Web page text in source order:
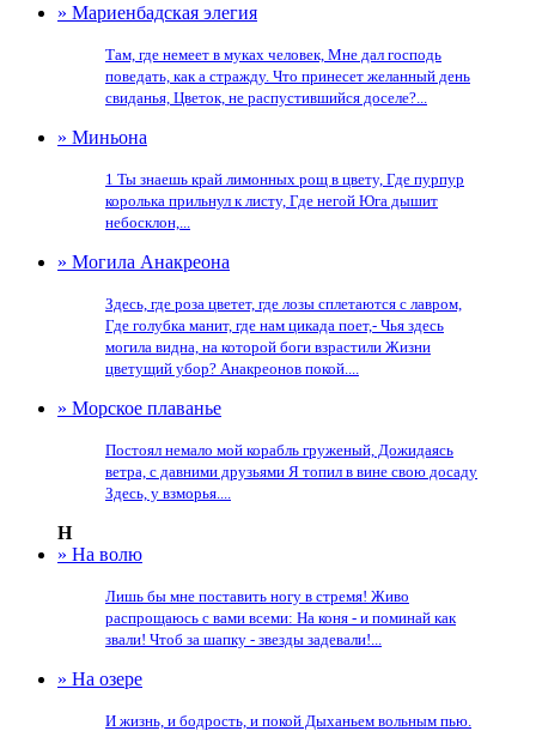
» Мариенбадская элегия
Там, где немеет в муках человек, Мне дал господь
поведать, как а стражду. Что принесет желанный день
свиданья, Цветок, не распустившийся доселе?...
» Миньона
1 Ты знаешь край лимонных рощ в цвету, Где пурпур
королька прильнул к листу, Где негой Юга дышит
небосклон,...
» Могила Анакреона
Здесь, где роза цветет, где лозы сплетаются с лавром,
Где голубка манит, где нам цикада поет,- Чья здесь
могила видна, на которой боги взрастили Жизни
цветущий убор? Анакреонов покой....
» Морское плаванье
Постоял немало мой корабль груженый, Дожидаясь
ветра, с давними друзьями Я топил в вине свою досаду
Здесь, у взморья....
Н
» На волю
Лишь бы мне поставить ногу в стремя! Живо
распрощаюсь с вами всеми: На коня - и поминай как
звали! Чтоб за шапку - звезды задевали!...
» На озере
И жизнь, и бодрость, и покой Дыханьем вольным пью.